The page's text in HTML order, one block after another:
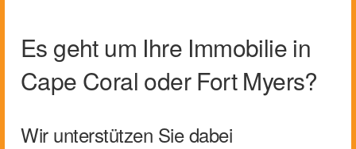
Es geht um Ihre Immobilie in
Cape Coral oder Fort Myers?
Wir unterstützen Sie dabei